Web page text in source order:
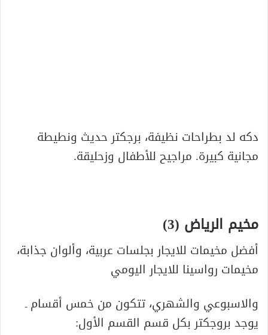
دكه لد بطراحات نظيفة، برجكتر حديث ونطيطة
مجانية كبيرة. مراجيح للأطفال وزحليقة.
مخيم الرياض (3)
أفضل مخيمات للايجار بجلسات عربية، وألوان جذابة،
مخيمات رواسينا للايجار اليومي
والاسبوعي والشهري، تتكون من خمس أقسام ـ
يوجد بروجكتر بكل قسم القسم الأول: